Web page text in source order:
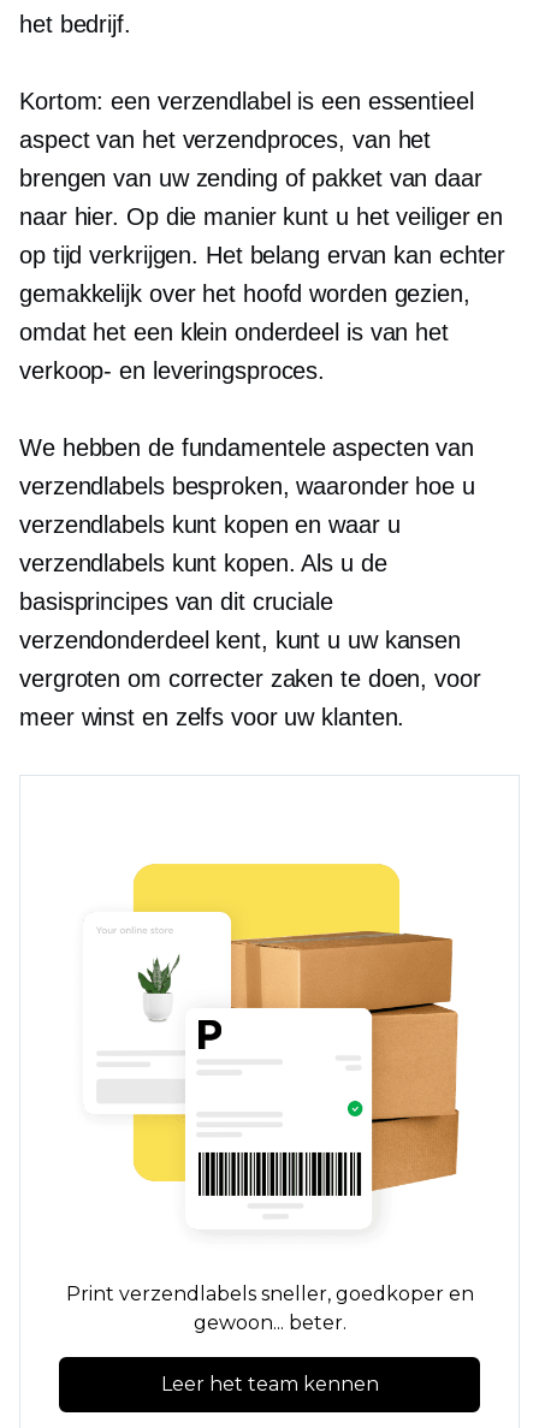
het bedrijf.
Kortom: een verzendlabel is een essentieel
aspect van het verzendproces, van het
brengen van uw zending of pakket van daar
naar hier. Op die manier kunt u het veiliger en
op tijd verkrijgen. Het belang ervan kan echter
gemakkelijk over het hoofd worden gezien,
omdat het een klein onderdeel is van het
verkoop- en leveringsproces.
We hebben de fundamentele aspecten van
verzendlabels besproken, waaronder hoe u
verzendlabels kunt kopen en waar u
verzendlabels kunt kopen. Als u de
basisprincipes van dit cruciale
verzendonderdeel kent, kunt u uw kansen
vergroten om correcter zaken te doen, voor
meer winst en zelfs voor uw klanten.
Print verzendlabels sneller, goedkoper en
gewoon... beter.
Leer het team kennen